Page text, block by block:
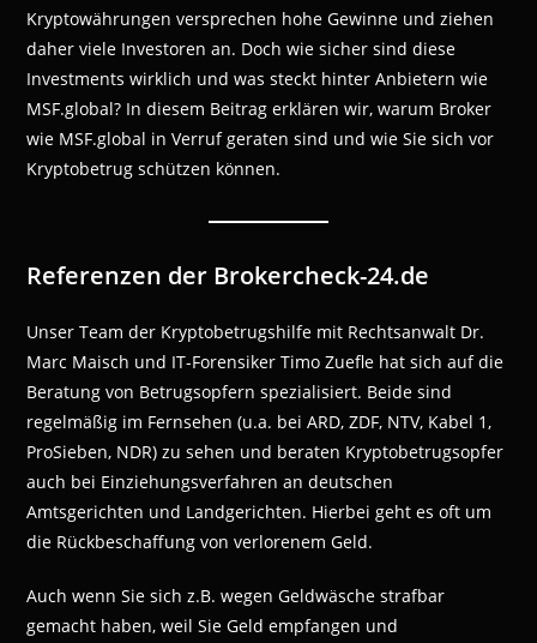
Kryptowährungen versprechen hohe Gewinne und ziehen
daher viele Investoren an. Doch wie sicher sind diese
Investments wirklich und was steckt hinter Anbietern wie
MSF.global? In diesem Beitrag erklären wir, warum Broker
wie MSF.global in Verruf geraten sind und wie Sie sich vor
Kryptobetrug schützen können.
Referenzen der Brokercheck-24.de
Unser Team der Kryptobetrugshilfe mit Rechtsanwalt Dr.
Marc Maisch und IT-Forensiker Timo Zuefle hat sich auf die
Beratung von Betrugsopfern spezialisiert. Beide sind
regelmäßig im Fernsehen (u.a. bei ARD, ZDF, NTV, Kabel 1,
ProSieben, NDR) zu sehen und beraten Kryptobetrugsopfer
auch bei Einziehungsverfahren an deutschen
Amtsgerichten und Landgerichten. Hierbei geht es oft um
die Rückbeschaffung von verlorenem Geld.
Auch wenn Sie sich z.B. wegen Geldwäsche strafbar
gemacht haben, weil Sie Geld empfangen und